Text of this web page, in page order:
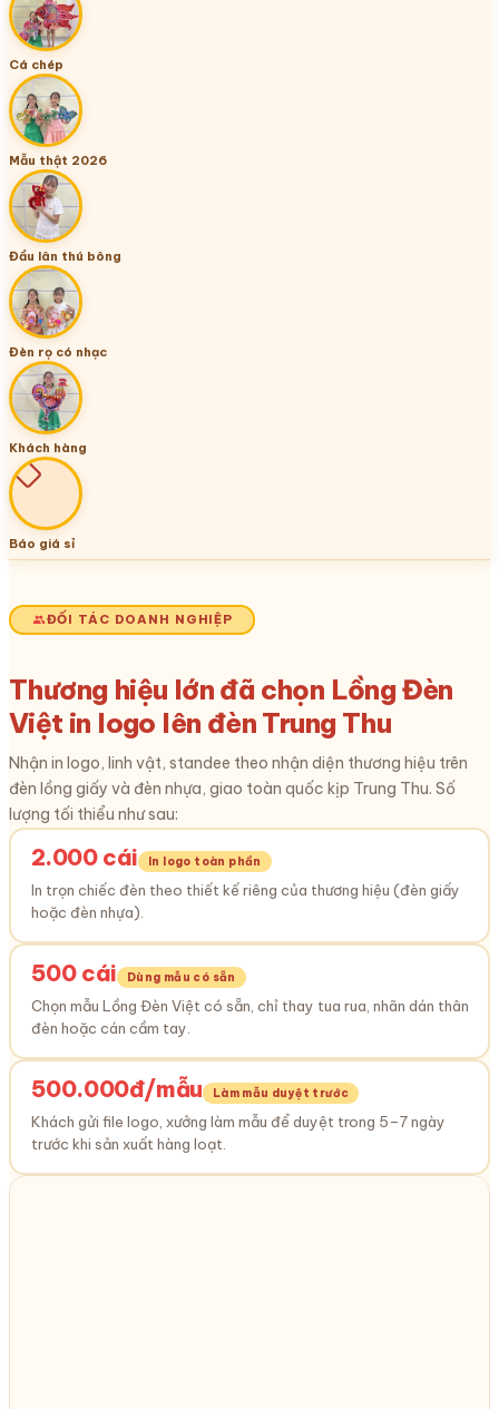
Cá chép
Mẫu thật 2026
Đầu lân thú bông
Đèn rọ có nhạc
Khách hàng
Báo giá sỉ
ĐỐI TÁC DOANH NGHIỆP
Thương hiệu lớn đã chọn Lồng Đèn
Việt in logo lên đèn Trung Thu
Nhận in logo, linh vật, standee theo nhận diện thương hiệu trên
đèn lồng giấy và đèn nhựa, giao toàn quốc kịp Trung Thu. Số
lượng tối thiểu như sau:
2.000 cái In logo toàn phần
In trọn chiếc đèn theo thiết kế riêng của thương hiệu (đèn giấy
hoặc đèn nhựa).
500 cái Dùng mẫu có sẵn
Chọn mẫu Lồng Đèn Việt có sẵn, chỉ thay tua rua, nhãn dán thân
đèn hoặc cán cầm tay.
500.000đ/mẫu Làm mẫu duyệt trước
Khách gửi file logo, xưởng làm mẫu để duyệt trong 5–7 ngày
trước khi sản xuất hàng loạt.